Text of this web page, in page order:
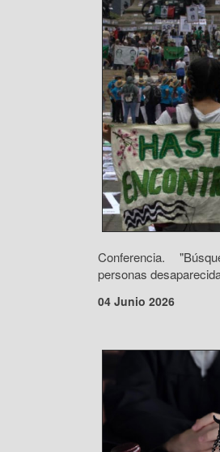
Conferencia.
personas
04 Junio 2026